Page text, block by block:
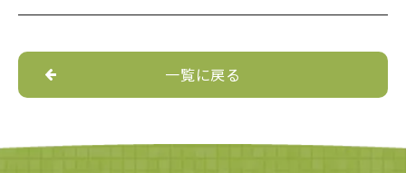
一覧に戻る